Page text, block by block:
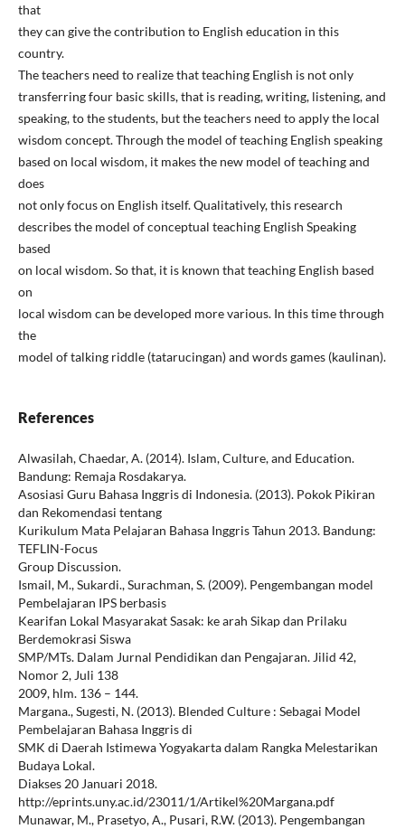
that
they can give the contribution to English education in this
country.
The teachers need to realize that teaching English is not only
transferring four basic skills, that is reading, writing, listening, and
speaking, to the students, but the teachers need to apply the local
wisdom concept. Through the model of teaching English speaking
based on local wisdom, it makes the new model of teaching and
does
not only focus on English itself. Qualitatively, this research
describes the model of conceptual teaching English Speaking
based
on local wisdom. So that, it is known that teaching English based
on
local wisdom can be developed more various. In this time through
the
model of talking riddle (tatarucingan) and words games (kaulinan).
References
Alwasilah, Chaedar, A. (2014). Islam, Culture, and Education.
Bandung: Remaja Rosdakarya.
Asosiasi Guru Bahasa Inggris di Indonesia. (2013). Pokok Pikiran
dan Rekomendasi tentang
Kurikulum Mata Pelajaran Bahasa Inggris Tahun 2013. Bandung:
TEFLIN-Focus
Group Discussion.
Ismail, M., Sukardi., Surachman, S. (2009). Pengembangan model
Pembelajaran IPS berbasis
Kearifan Lokal Masyarakat Sasak: ke arah Sikap dan Prilaku
Berdemokrasi Siswa
SMP/MTs. Dalam Jurnal Pendidikan dan Pengajaran. Jilid 42,
Nomor 2, Juli 138
2009, hlm. 136 – 144.
Margana., Sugesti, N. (2013). Blended Culture : Sebagai Model
Pembelajaran Bahasa Inggris di
SMK di Daerah Istimewa Yogyakarta dalam Rangka Melestarikan
Budaya Lokal.
Diakses 20 Januari 2018.
http://eprints.uny.ac.id/23011/1/Artikel%20Margana.pdf
Munawar, M., Prasetyo, A., Pusari, R.W. (2013). Pengembangan